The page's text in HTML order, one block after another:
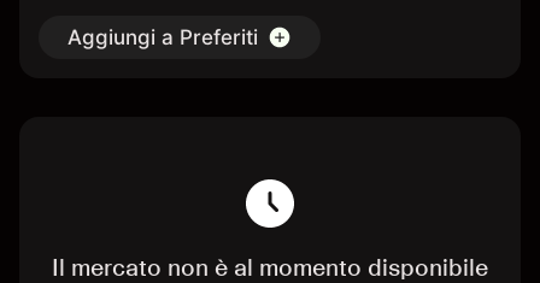
Aggiungi a Preferiti
Il mercato non è al momento disponibile